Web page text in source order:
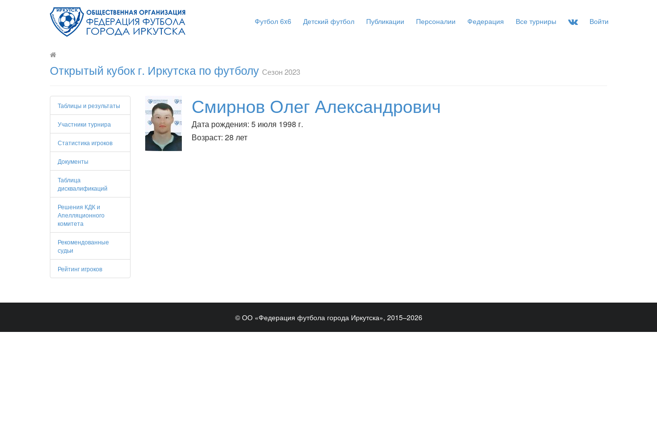
Футбол 6x6 Детский футбол Публикации Персоналии Федерация Все турниры Войти
Открытый кубок г. Иркутска по футболу Сезон 2023
Таблицы и результаты
Участники турнира
Статистика игроков
Документы
Таблица
дисквалификаций
Решения КДК и
Апелляционного
комитета
Рекомендованные
судьи
Рейтинг игроков
Смирнов Олег Александрович
Дата рождения: 5 июля 1998 г.
Возраст: 28 лет
© ОО «Федерация футбола города Иркутска», 2015–2026